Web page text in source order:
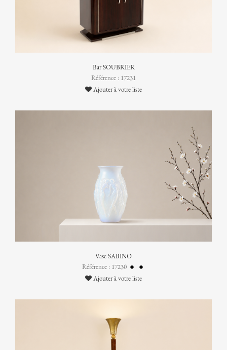
Bar SOUBRIER
Référence : 17231
Ajouter à votre liste
Vase SABINO
Référence : 17230
Ajouter à votre liste